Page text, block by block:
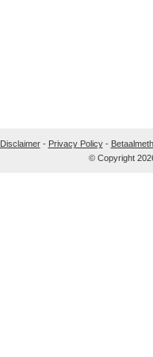
Disclaimer- Privacy Policy-
© Copyright